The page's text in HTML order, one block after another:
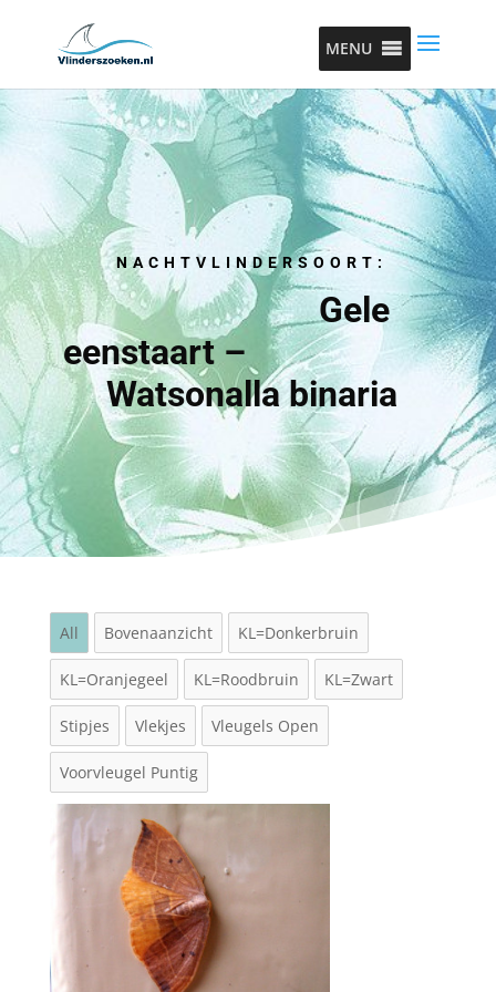
MENU
NACHTVLINDERSOORT:
Gele
eenstaart –
Watsonalla binaria
All Bovenaanzicht KL=Donkerbruin
KL=Oranjegeel KL=Roodbruin KL=Zwart
Stipjes Vlekjes Vleugels Open
Voorvleugel Puntig